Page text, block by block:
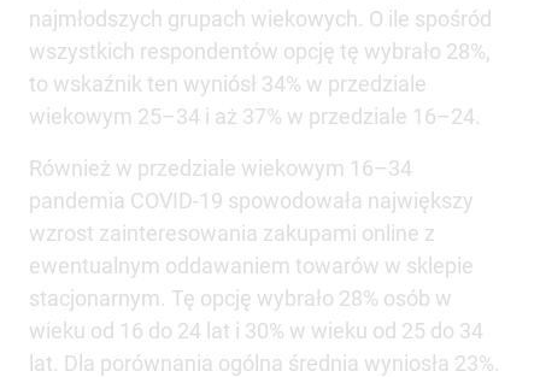
najmłodszych grupach wiekowych. O ile spośród
wszystkich respondentów opcję tę wybrało 28%,
to wskaźnik ten wyniósł 34% w przedziale
wiekowym 25–34 i aż 37% w przedziale 16–24.
Również w przedziale wiekowym 16–34
pandemia COVID-19 spowodowała największy
wzrost zainteresowania zakupami online z
ewentualnym oddawaniem towarów w sklepie
stacjonarnym. Tę opcję wybrało 28% osób w
wieku od 16 do 24 lat i 30% w wieku od 25 do 34
lat. Dla porównania ogólna średnia wyniosła 23%.